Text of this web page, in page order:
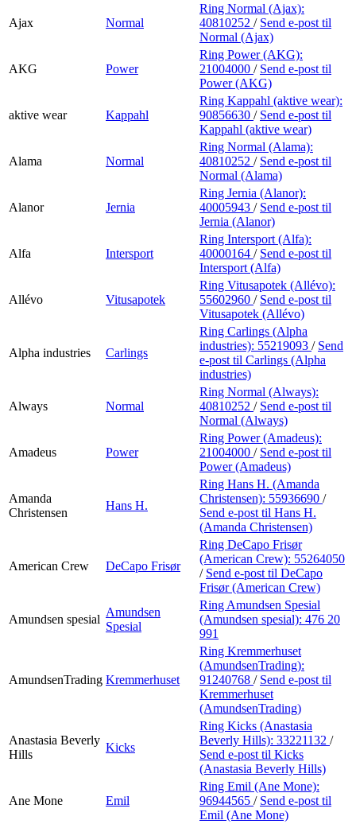
Ajax Normal
Ring Normal (Ajax):
40810252 / Send e-post til
Normal (Ajax)
AKG Power
Ring Power (AKG):
21004000 / Send e-post til
Power (AKG)
aktive wear Kappahl
Ring Kappahl (aktive wear):
90856630 / Send e-post til
Kappahl (aktive wear)
Alama Normal
Ring Normal (Alama):
40810252 / Send e-post til
Normal (Alama)
Alanor Jernia
Ring Jernia (Alanor):
40005943 / Send e-post til
Jernia (Alanor)
Alfa Intersport
Ring Intersport (Alfa):
40000164 / Send e-post til
Intersport (Alfa)
Allévo Vitusapotek
Ring Vitusapotek (Allévo):
55602960 / Send e-post til
Vitusapotek (Allévo)
Alpha industries Carlings
Ring Carlings (Alpha
industries): 55219093 / Send
e-post til Carlings (Alpha
industries)
Always Normal
Ring Normal (Always):
40810252 / Send e-post til
Normal (Always)
Amadeus Power
Ring Power (Amadeus):
21004000 / Send e-post til
Power (Amadeus)
Amanda
Christensen
Hans H.
Ring Hans H. (Amanda
Christensen): 55936690 /
Send e-post til Hans H.
(Amanda Christensen)
American Crew DeCapo Frisør
Ring DeCapo Frisør
(American Crew): 55264050
/ Send e-post til DeCapo
Frisør (American Crew)
Amundsen spesial
Amundsen
Spesial
Ring Amundsen Spesial
(Amundsen spesial): 476 20
991
AmundsenTrading Kremmerhuset
Ring Kremmerhuset
(AmundsenTrading):
91240768 / Send e-post til
Kremmerhuset
(AmundsenTrading)
Anastasia Beverly
Hills
Kicks
Ring Kicks (Anastasia
Beverly Hills): 33221132 /
Send e-post til Kicks
(Anastasia Beverly Hills)
Ane Mone Emil
Ring Emil (Ane Mone):
96944565 / Send e-post til
Emil (Ane Mone)